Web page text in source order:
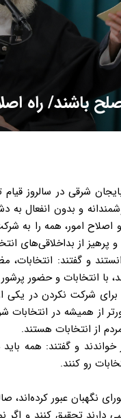
باشند/ راه
و بدون انفعال به
به عنوان راه‌ حل مشکلات و اصلاح
از بداخلاقی‌های
و گفتند:
با انتخابات و حضور
شرکت نکردن در یکی
از همیشه در
از انتخابات هستند.
و گفتند: همه
رو کنند.
نگهبان عبور کرده‌اند،